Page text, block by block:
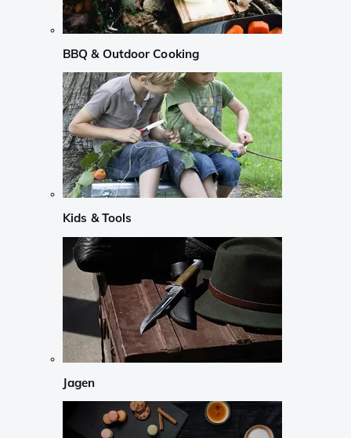
BBQ & Outdoor Cooking
Kids & Tools
Jagen